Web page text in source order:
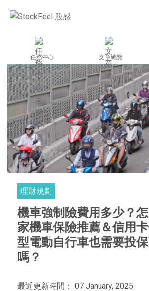
任務中心 文章總覽
理財規劃
機車強制險費用多少？
家機車保險推薦＆信用
型電動自行車也需要投
嗎？
最近更新時間： 07 January, 2025